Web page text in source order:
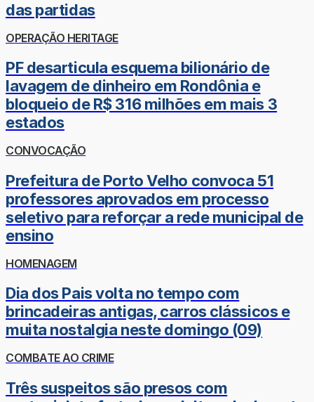
das partidas
OPERAÇÃO HERITAGE
PF desarticula esquema bilionário de
lavagem de dinheiro em Rondônia e
bloqueio de R$ 316 milhões em mais 3
estados
CONVOCAÇÃO
Prefeitura de Porto Velho convoca 51
professores aprovados em processo
seletivo para reforçar a rede municipal de
ensino
HOMENAGEM
Dia dos Pais volta no tempo com
brincadeiras antigas, carros clássicos e
muita nostalgia neste domingo (09)
COMBATE AO CRIME
Três suspeitos são presos com